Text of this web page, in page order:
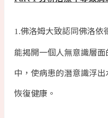
1.佛洛姆大致認同佛洛依
能揭開一個人無意識層
中，使病患的潛意識浮
恢復健康。